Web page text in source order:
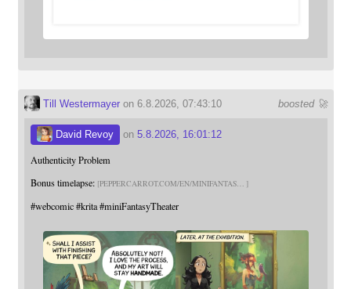
boosted 🚀
Till Westermayeron 6.8.2026, 07:43:10
David Revoy on 5.8.2026, 16:01:12
Authenticity Problem
Bonus timelapse: PEPPERCARROT.COM/EN/MINIFANTAS
#webcomic #krita #miniFantasyTheater